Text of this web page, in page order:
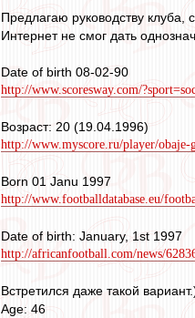
Предлагаю руководству клуба,
Интернет не смог дать
Date of birth 08-02-90
http://www.scoresway.com/
Возраст: 20 (19.04.1996)
http://www.myscore.ru/player/
Born 01 Janu 1997
http://www.footballdatabase.eu/
Date of birth: January, 1st 1997
http://africanfootball.com/news/
Встретился даже такой
Age: 46